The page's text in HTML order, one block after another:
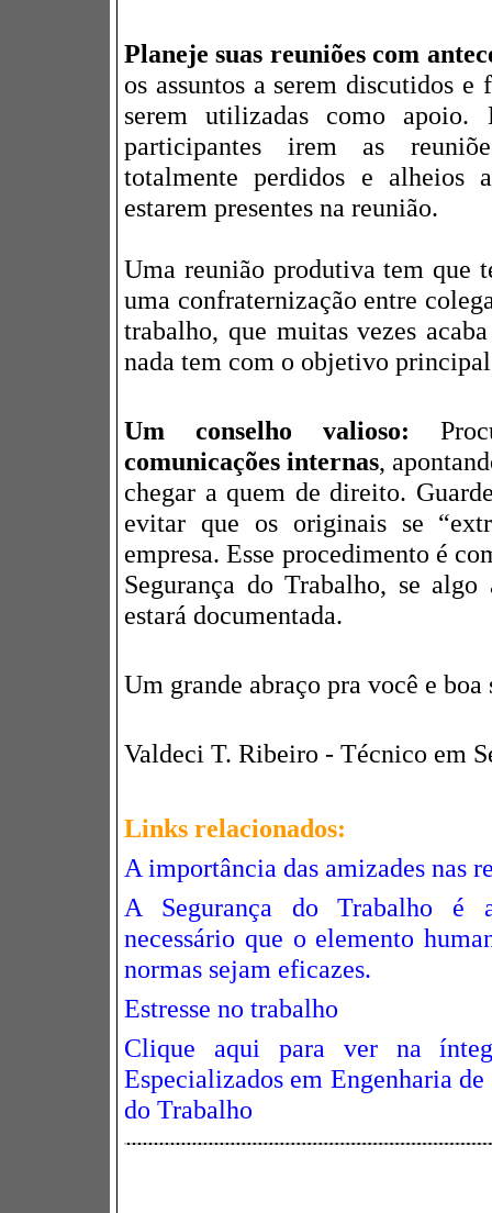
Planeje suas reuniões com
os assuntos a serem discutidos e
serem utilizadas como
participantes irem as
totalmente perdidos e alheios
estarem presentes na reunião.
Uma reunião produtiva tem que
uma confraternização entre
trabalho, que muitas vezes
nada tem com o objetivo
Um conselho valioso:
comunicações internas,
chegar a quem de direito.
evitar que os originais se
empresa. Esse procedimento é
Segurança do Trabalho, se
estará documentada.
Um grande abraço pra você e boa
Valdeci T. Ribeiro - Técnico em
Links relacionados:
A importância das amizades nas
A Segurança do Trabalho é
necessário que o elemento
normas sejam eficazes.
Estresse no trabalho
Clique aqui para ver na
Especializados em Engenharia
do Trabalho